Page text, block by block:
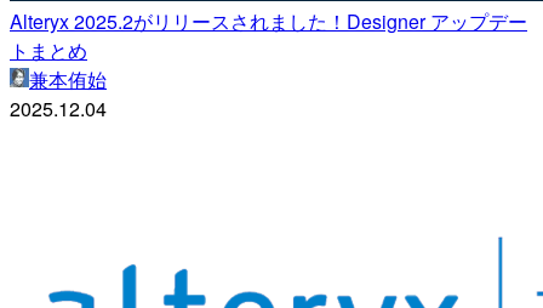
Alteryx 2025.2がリリースされました！Designer アップデー
トまとめ
兼本侑始
2025.12.04